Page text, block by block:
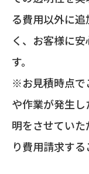
る費用以外に
く、 お客様に
す。
※お見積時点で
や作業が発生
明をさせてい
り費用請求する